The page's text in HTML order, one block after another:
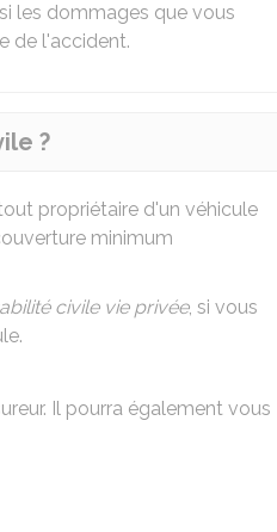
les dommages que vous
de l'accident.
?
propriétaire d'un véhicule
minimum
civile vie privée, si vous
Il pourra également vous